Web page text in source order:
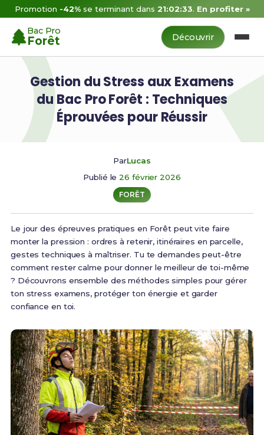
Promotion -42%se terminant dans 21:02:32. En profiter »
Bac Pro
Forêt Découvrir
Gestion du Stress aux Examens
du Bac Pro Forêt : Techniques
Éprouvées pour Réussir
ParLucas
Publié le 26 février 2026
FORÊT
Le jour des épreuves pratiques en Forêt peut vite faire
monter la pression : ordres à retenir, itinéraires en parcelle,
gestes techniques à maîtriser. Tu te demandes peut-être
comment rester calme pour donner le meilleur de toi-même
? Découvrons ensemble des méthodes simples pour gérer
ton stress examens, protéger ton énergie et garder
confiance en toi.